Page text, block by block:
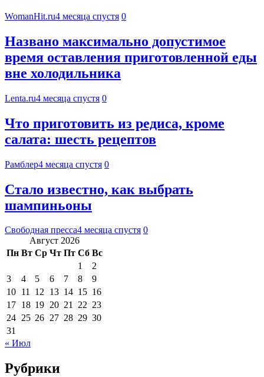
WomanHit.ru4 месяца спустя 0
Названо максимально допустимое
время оставления приготовленной еды
вне холодильника
Lenta.ru4 месяца спустя 0
Что приготовить из редиса, кроме
салата: шесть рецептов
Рамблер4 месяца спустя 0
Стало известно, как выбрать
шампиньоны
Свободная пресса4 месяца спустя 0
Август 2026
Пн Вт Ср Чт Пт Сб Вс
1
2
3
4 5 6 7 8
9
10 11 12 13 14 15 16
17 18 19 20 21 22 23
24 25 26 27 28 29 30
31
« Июл
Рубрики